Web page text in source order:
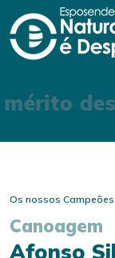
Os nossos Campeões
Canoagem
Afonso